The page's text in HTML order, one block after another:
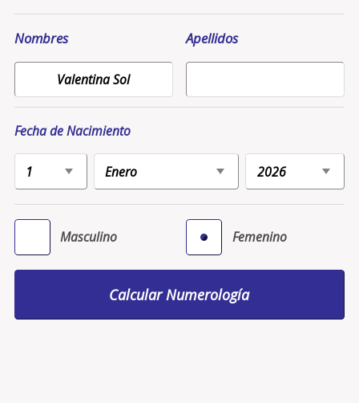
Nombres Apellidos
Fecha de Nacimiento
Masculino Femenino